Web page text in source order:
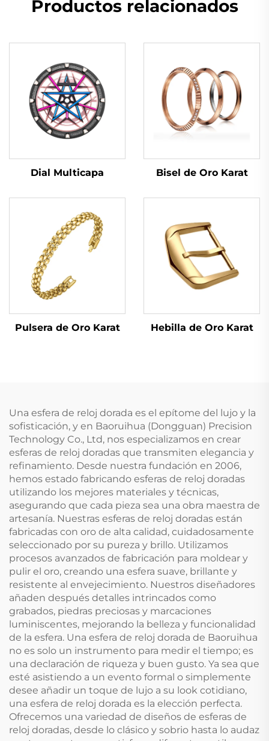
Productos relacionados
Dial Multicapa Bisel de Oro Karat
Pulsera de Oro Karat Hebilla de Oro Karat
Una esfera de reloj dorada es el epítome del lujo y la
sofisticación, y en Baoruihua (Dongguan) Precision
Technology Co., Ltd, nos especializamos en crear
esferas de reloj doradas que transmiten elegancia y
refinamiento. Desde nuestra fundación en 2006,
hemos estado fabricando esferas de reloj doradas
utilizando los mejores materiales y técnicas,
asegurando que cada pieza sea una obra maestra de
artesanía. Nuestras esferas de reloj doradas están
fabricadas con oro de alta calidad, cuidadosamente
seleccionado por su pureza y brillo. Utilizamos
procesos avanzados de fabricación para moldear y
pulir el oro, creando una esfera suave, brillante y
resistente al envejecimiento. Nuestros diseñadores
añaden después detalles intrincados como
grabados, piedras preciosas y marcaciones
luminiscentes, mejorando la belleza y funcionalidad
de la esfera. Una esfera de reloj dorada de Baoruihua
no es solo un instrumento para medir el tiempo; es
una declaración de riqueza y buen gusto. Ya sea que
esté asistiendo a un evento formal o simplemente
desee añadir un toque de lujo a su look cotidiano,
una esfera de reloj dorada es la elección perfecta.
Ofrecemos una variedad de diseños de esferas de
reloj doradas, desde lo clásico y sobrio hasta lo audaz